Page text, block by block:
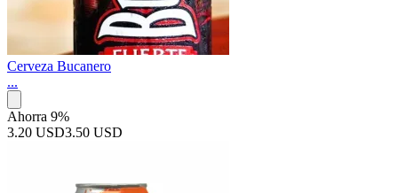
Cerveza Bucanero
...
Ahorra 9%
3.20 USD3.50 USD